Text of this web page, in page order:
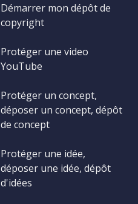
Démarrer mon dépôt de
copyright
Protéger une video
YouTube
Protéger un concept,
déposer un concept, dépôt
de concept
Protéger une idée,
déposer une idée, dépôt
d'idées